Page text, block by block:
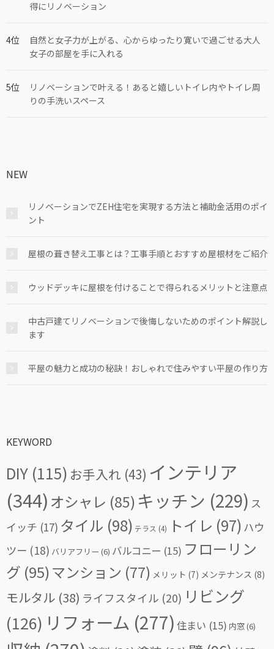
得にリノベーション
自然と女子力が上がる、心からゆったり寛いで過ごせる大人
女子の部屋を手に入れる
リノベーションで叶える！あると嬉しいトイレ内やトイレ周
りの手洗いスペース
NEW
リノベーションでZEH住宅を実現する方法と補助金活用のポイ
ント
屋根の葺き替え工事とは？工事手順とおすすめ屋根材をご紹介
ウッドデッキに屋根を付けることで得られるメリットと注意点
中古戸建てリノベーションで後悔しないためのポイント解説し
ます
平屋の魅力と成功の秘訣！おしゃれで住みやすい平屋の作り方
KEYWORD
DIY (115) お手入れ (43) インテリア
(344) オシャレ (85) キッチン (229) ス
イッチ (17) タイル (98) テラス (4) トイレ (97) ハウ
ツー (18) バリアフリー (6) バルコニー (15) フローリン
グ (95)マンション (77) メリット (7) メンテナンス (8)
モルタル (38) ライフスタイル (20) リビング
(126) リフォーム (277) 住まい (15) 内窓(6)